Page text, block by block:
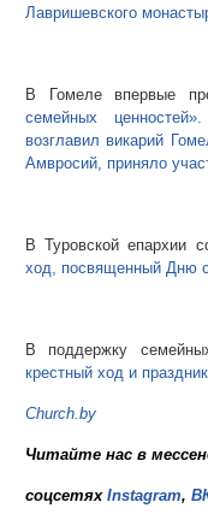
Лавришевского
В Гомеле впервые
семейных
возглавил викарий
Амвросий, приняло
В Туровской епархии
ход, посвященный Дню
В поддержку
крестный ход и
Church.by
Читайте нас в
соцсетях Instagram,